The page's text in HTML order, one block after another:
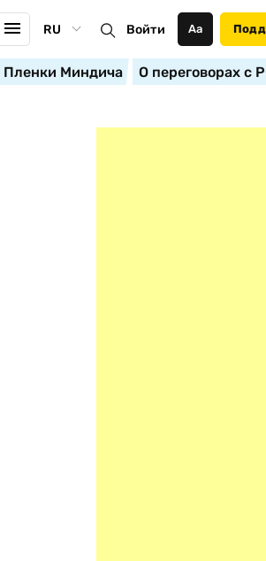
RU Войти Аа
Пленки Миндича О переговорах с